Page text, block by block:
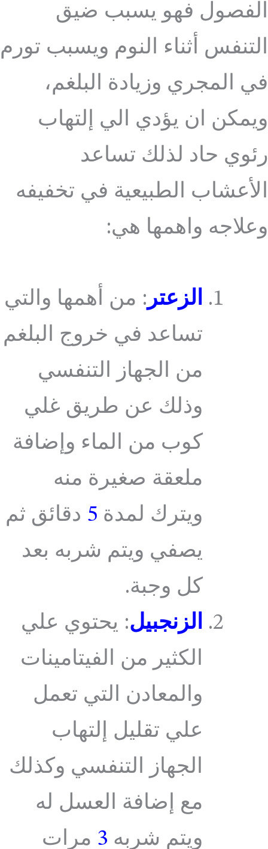
الفصول فهو يسبب ضيق
التنفس أثناء النوم ويسبب تورم
في المجري وزيادة البلغم،
ويمكن ان يؤدي الي إلتهاب
رئوي حاد لذلك تساعد
الأعشاب الطبيعية في تخفيفه
وعلاجه واهمها هي:
الزعتر : من أهمها والتي
تساعد في خروج البلغم
من الجهاز التنفسي
وذلك عن طريق غلي
كوب من الماء وإضافة
ملعقة صغيرة منه
ويترك لمدة 5 دقائق ثم
يصفي ويتم شربه بعد
كل وجبة.
الزنجبيل: يحتوي علي
الكثير من الفيتامينات
والمعادن التي تعمل
علي تقليل إلتهاب
الجهاز التنفسي وكذلك
مع إضافة العسل له
ويتم شربه 3 مرات